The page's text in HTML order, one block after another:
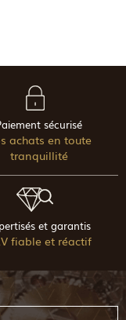
sécurisé
achats en toute
tranquillité
et garantis
fiable et réactif